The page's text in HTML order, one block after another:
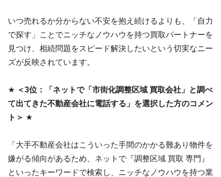
いつ売れるか分からない不安を抱え続けるよりも、「自力
で探す」ことでニッチなノウハウを持つ買取パートナーを
見つけ、相続問題をスピード解決したいという切実なニー
ズが反映されています。
★ ＜3位：「ネットで「市街化調整区域 買取会社」と調べ
て出てきた不動産会社に電話する」を選択した方のコメン
ト＞ ★
「大手不動産会社はこういった手間のかかる難あり物件を
嫌がる傾向があるため、ネットで『調整区域 買取 専門』
といったキーワードで検索し、ニッチなノウハウを持つ業